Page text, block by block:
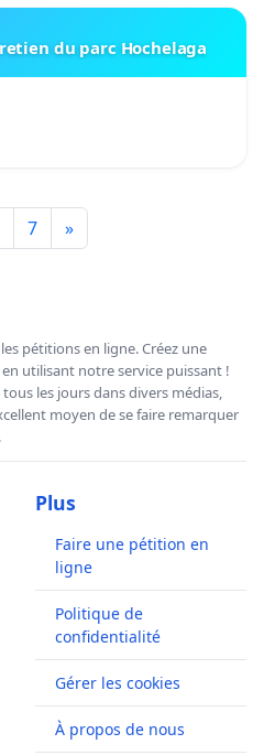
du parc Hochelaga
7 »
pétitions en ligne. Créez une
utilisant notre service puissant !
les jours dans divers médias,
moyen de se faire remarquer
Plus
Faire une pétition en
ligne
Politique de
confidentialité
Gérer les cookies
À propos de nous